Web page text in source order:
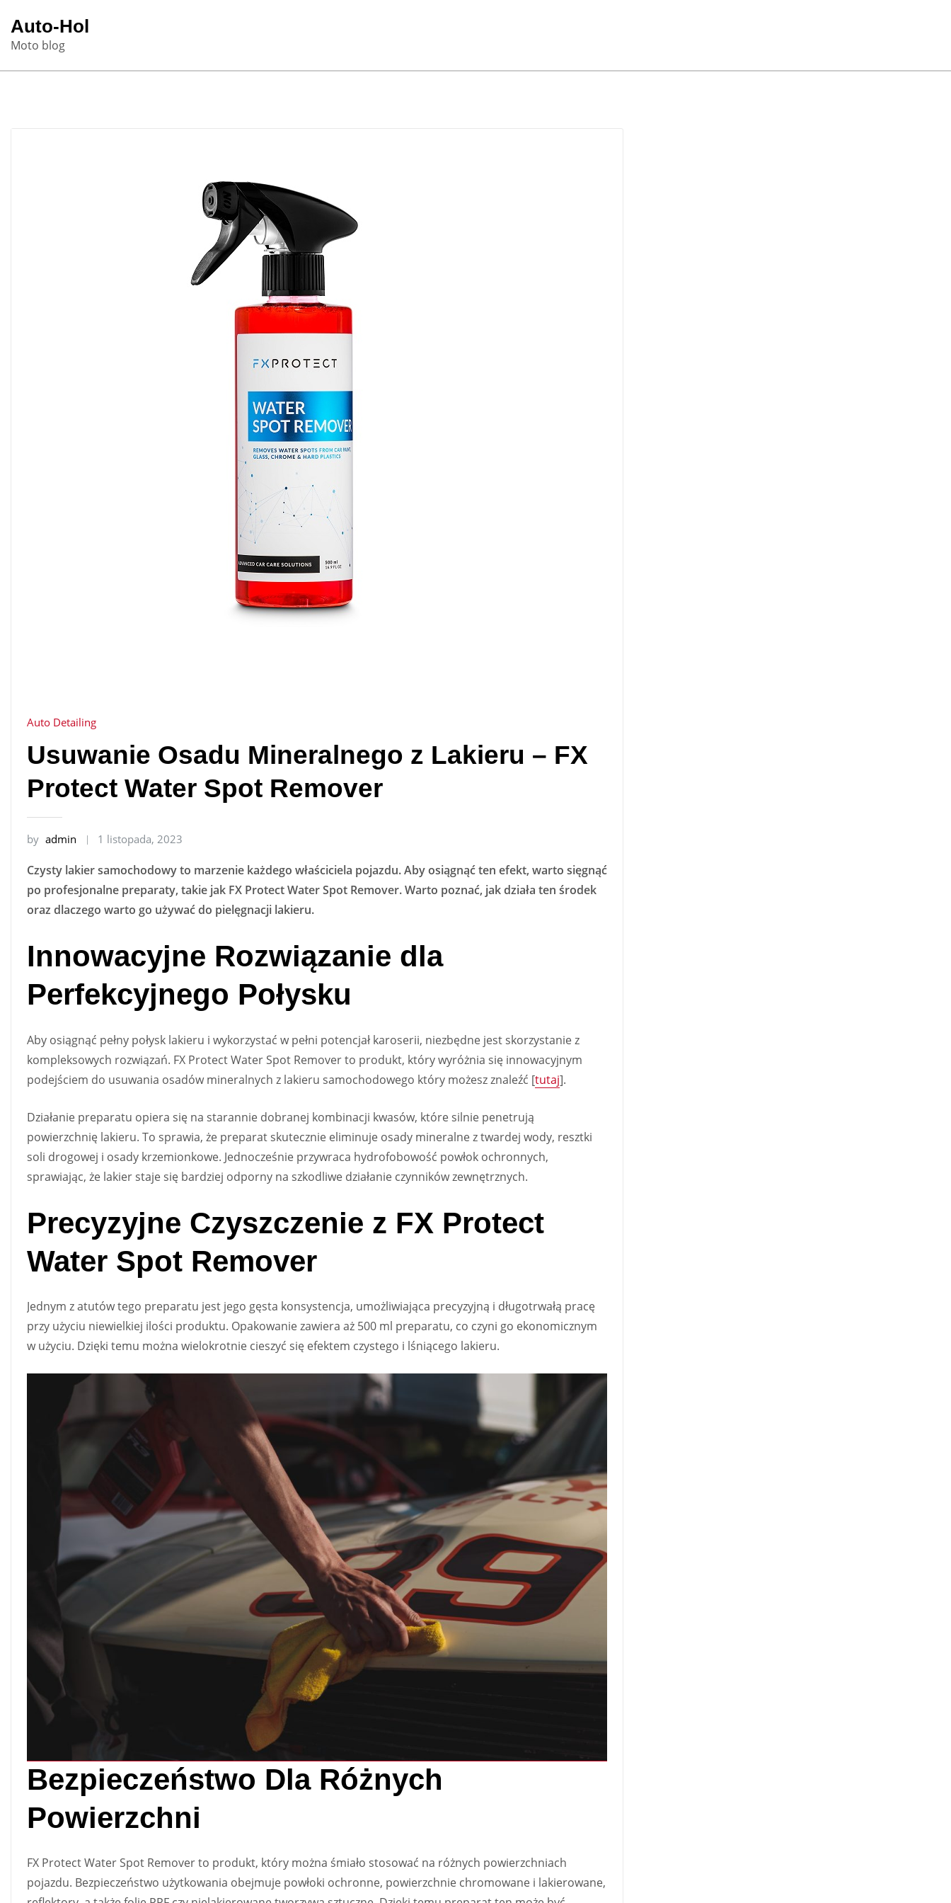
content
Auto-Hol
Moto blog
Auto Detailing
Usuwanie Osadu Mineralnego z Lakieru – FX
Protect Water Spot Remover
by admin 1 listopada, 2023
Czysty lakier samochodowy to marzenie każdego właściciela pojazdu. Aby osiągnąć ten efekt, warto sięgnąć
po profesjonalne preparaty, takie jak FX Protect Water Spot Remover. Warto poznać, jak działa ten środek
oraz dlaczego warto go używać do pielęgnacji lakieru.
Innowacyjne Rozwiązanie dla
Perfekcyjnego Połysku
Aby osiągnąć pełny połysk lakieru i wykorzystać w pełni potencjał karoserii, niezbędne jest skorzystanie z
kompleksowych rozwiązań. FX Protect Water Spot Remover to produkt, który wyróżnia się innowacyjnym
podejściem do usuwania osadów mineralnych z lakieru samochodowego który możesz znaleźć [tutaj].
Działanie preparatu opiera się na starannie dobranej kombinacji kwasów, które silnie penetrują
powierzchnię lakieru. To sprawia, że preparat skutecznie eliminuje osady mineralne z twardej wody, resztki
soli drogowej i osady krzemionkowe. Jednocześnie przywraca hydrofobowość powłok ochronnych,
sprawiając, że lakier staje się bardziej odporny na szkodliwe działanie czynników zewnętrznych.
Precyzyjne Czyszczenie z FX Protect
Water Spot Remover
Jednym z atutów tego preparatu jest jego gęsta konsystencja, umożliwiająca precyzyjną i długotrwałą pracę
przy użyciu niewielkiej ilości produktu. Opakowanie zawiera aż 500 ml preparatu, co czyni go ekonomicznym
w użyciu. Dzięki temu można wielokrotnie cieszyć się efektem czystego i lśniącego lakieru.
Bezpieczeństwo Dla Różnych
Powierzchni
FX Protect Water Spot Remover to produkt, który można śmiało stosować na różnych powierzchniach
pojazdu. Bezpieczeństwo użytkowania obejmuje powłoki ochronne, powierzchnie chromowane i lakierowane,